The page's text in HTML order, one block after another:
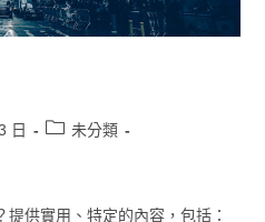
日
Post未分類
供實用、特定的內容，包括：